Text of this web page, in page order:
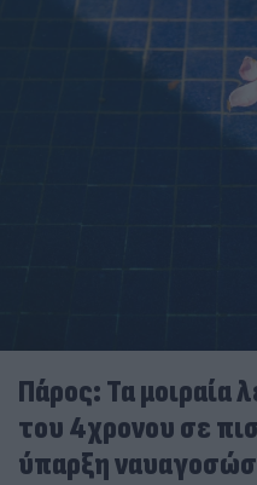
Πάρος: Τα μοιραία
του 4χρονου σε
ύπαρξη